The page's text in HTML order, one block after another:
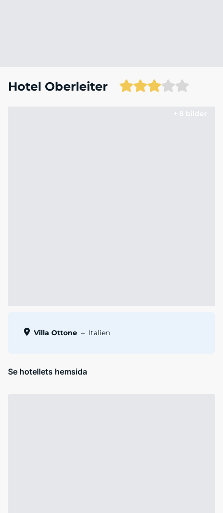
Hotel Oberleiter
+ 8 bilder
Villa Ottone – Italien
Se hotellets hemsida